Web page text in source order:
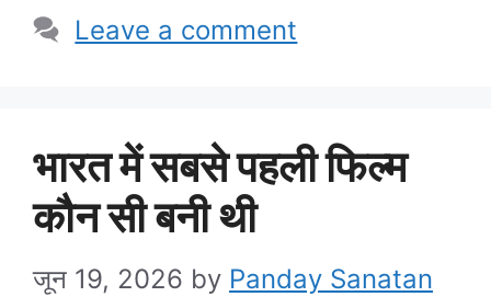
Leave a comment
भारत में सबसे पहली फिल्म
कौन सी बनी थी
जून 19, 2026 by Panday Sanatan